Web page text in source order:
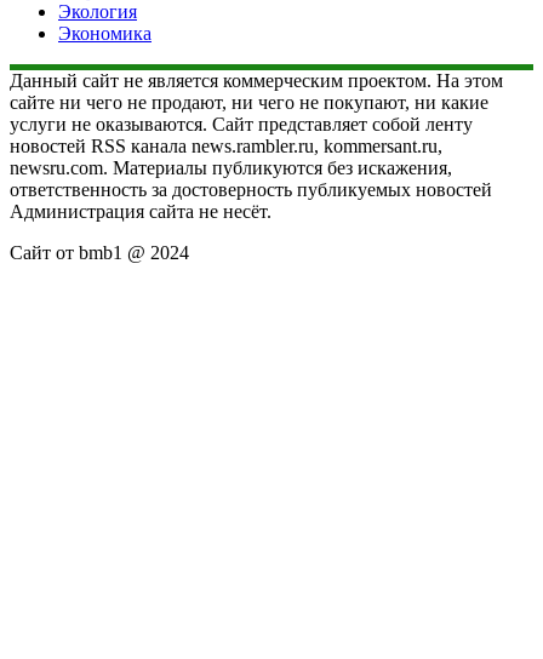
Экология
Экономика
Данный сайт не является коммерческим проектом. На этом
сайте ни чего не продают, ни чего не покупают, ни какие
услуги не оказываются. Сайт представляет собой ленту
новостей RSS канала news.rambler.ru, kommersant.ru,
newsru.com. Материалы публикуются без искажения,
ответственность за достоверность публикуемых новостей
Администрация сайта не несёт.
Сайт от bmb1 @ 2024